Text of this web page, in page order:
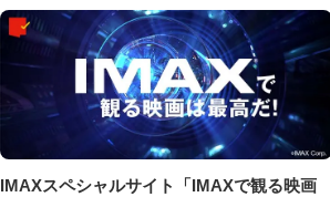
IMAXスペシャルサイト「IMAXで観る映画